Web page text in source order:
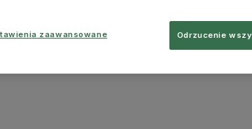
zaawansowane Odrzucenie